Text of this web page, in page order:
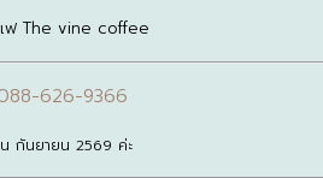
ฟ The vine coffee
626-9366
กันยายน 2569 ค่ะ